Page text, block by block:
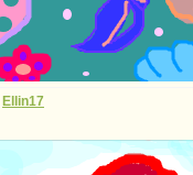
Ellin17